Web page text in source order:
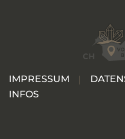
IMPRESSUM
INFOS